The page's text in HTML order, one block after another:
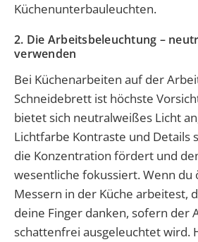
Küchenunterbauleuchten.
2. Die Arbeitsbeleuchtung –
verwenden
Bei Küchenarbeiten auf der
Schneidebrett ist höchste
bietet sich neutralweißes Licht
Lichtfarbe Kontraste und Details
die Konzentration fördert und
wesentliche fokussiert. Wenn
Messern in der Küche arbeitest,
deine Finger danken, sofern der
schattenfrei ausgeleuchtet wird.